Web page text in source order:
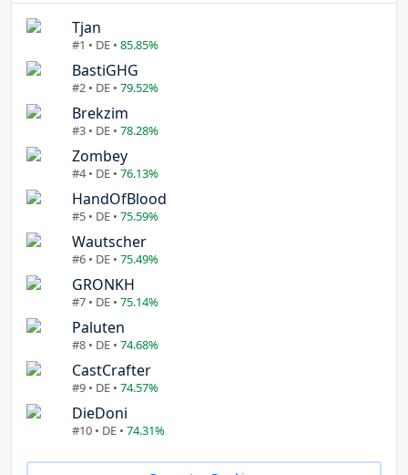
Tjan
#1 • DE • 85.85%
BastiGHG
#2 • DE • 79.52%
Brekzim
#3 • DE • 78.28%
Zombey
#4 • DE • 76.13%
HandOfBlood
#5 • DE • 75.59%
Wautscher
#6 • DE • 75.49%
GRONKH
#7 • DE • 75.14%
Paluten
#8 • DE • 74.68%
CastCrafter
#9 • DE • 74.57%
DieDoni
#10 • DE • 74.31%